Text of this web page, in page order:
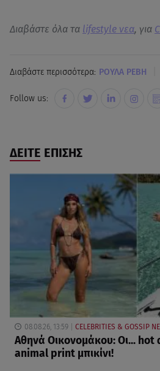
Διαβάστε όλα τα lifestyle νεα, για
Διαβάστε περισσότερα: ΡΟΥΛΑ ΡΕΒΗ
Follow us:
ΔΕΙΤΕ ΕΠΙΣΗΣ
08.08.26, 13:59 CELEBRITIES & GOSSIP
Αθηνά Οικονομάκου: Οι... hot
animal print μπικίνι!